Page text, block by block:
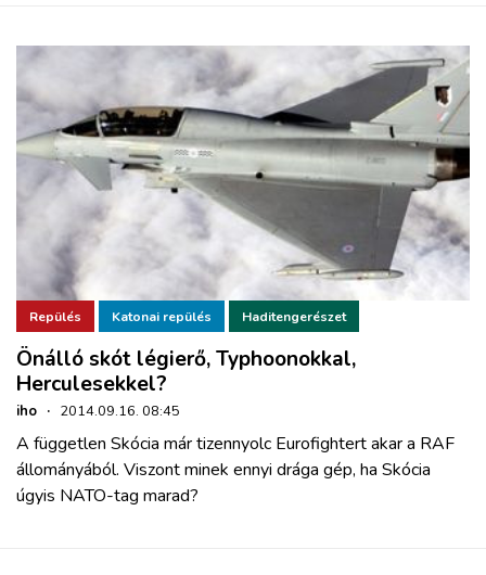
Repülés Katonai repülés Haditengerészet
Önálló skót légierő, Typhoonokkal,
Herculesekkel?
iho · 2014.09.16. 08:45
A független Skócia már tizennyolc Eurofightert akar a RAF
állományából. Viszont minek ennyi drága gép, ha Skócia
úgyis NATO-tag marad?